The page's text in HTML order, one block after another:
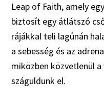
Leap of Faith, amely
biztosít egy átlátszó
rájákkal teli lagúnán
a sebesség és az
miközben közvetlenül
száguldunk el.